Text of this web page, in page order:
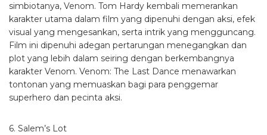
simbiotanya, Venom. Tom Hardy kembali memerankan
karakter utama dalam film yang dipenuhi dengan aksi, efek
visual yang mengesankan, serta intrik yang mengguncang.
Film ini dipenuhi adegan pertarungan menegangkan dan
plot yang lebih dalam seiring dengan berkembangnya
karakter Venom. Venom: The Last Dance menawarkan
tontonan yang memuaskan bagi para penggemar
superhero dan pecinta aksi.
6. Salem’s Lot